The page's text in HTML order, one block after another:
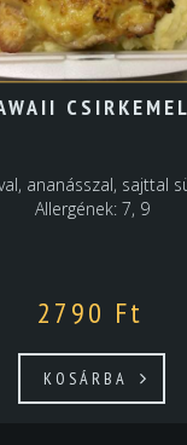
ananásszal, sajttal
Allergének: 7, 9
2790 Ft
KOSÁRBA